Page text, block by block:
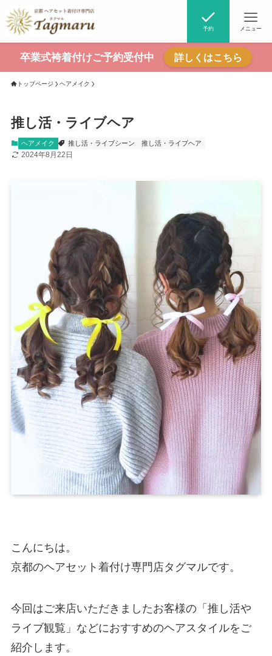
予約 メニュー
卒業式袴着付けご予約受付中 詳しくはこちら
トップページ ヘアメイク
推し活・ライブヘア
ヘアメイク 推し活・ライブシーン 推し活・ライブヘア
2024年8月22日
こんにちは。
京都のヘアセット着付け専門店タグマルです。
今回はご来店いただきましたお客様の「推し活や
ライブ観覧」などにおすすめのヘアスタイルをご
紹介します。